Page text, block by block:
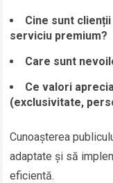
Cine sunt
serviciu premium?
Care sunt
Ce valori
(exclusivitate,
Cunoașterea
adaptate și să
eficientă.